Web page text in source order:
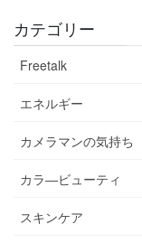
カテゴリー
Freetalk
エネルギー
カメラマンの気持ち
カラ―ビューティ
スキンケア